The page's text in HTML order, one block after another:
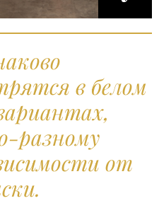
в белом
разному
от